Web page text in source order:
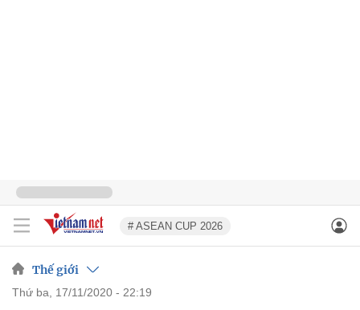
# ASEAN CUP 2026
Thế giới
thứ ba, 17/11/2020 - 22:19